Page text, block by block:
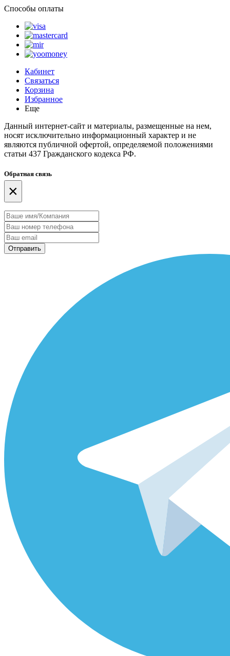
Способы оплаты
Кабинет
Связаться
Корзина
Избранное
Еще
Данный интернет-сайт и материалы, размещенные на нем,
носят исключительно информационный характер и не
являются публичной офертой, определяемой положениями
статьи 437 Гражданского кодекса РФ.
Обратная связь
×
Отправить